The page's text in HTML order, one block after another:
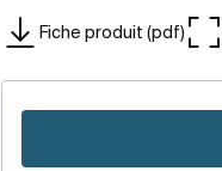
Fiche produit (pdf)